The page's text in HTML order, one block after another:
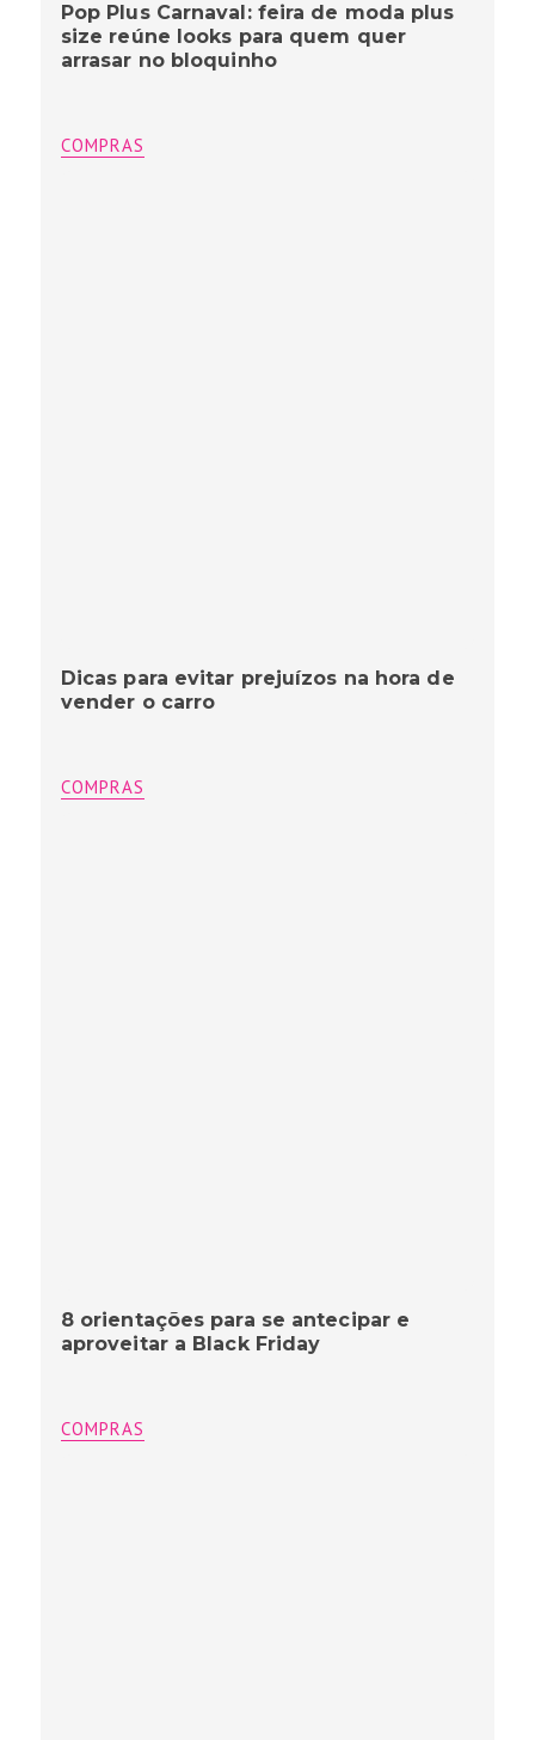
Pop Plus Carnaval: feira de moda plus
size reúne looks para quem quer
arrasar no bloquinho
COMPRAS
Dicas para evitar prejuízos na hora de
vender o carro
COMPRAS
8 orientações para se antecipar e
aproveitar a Black Friday
COMPRAS